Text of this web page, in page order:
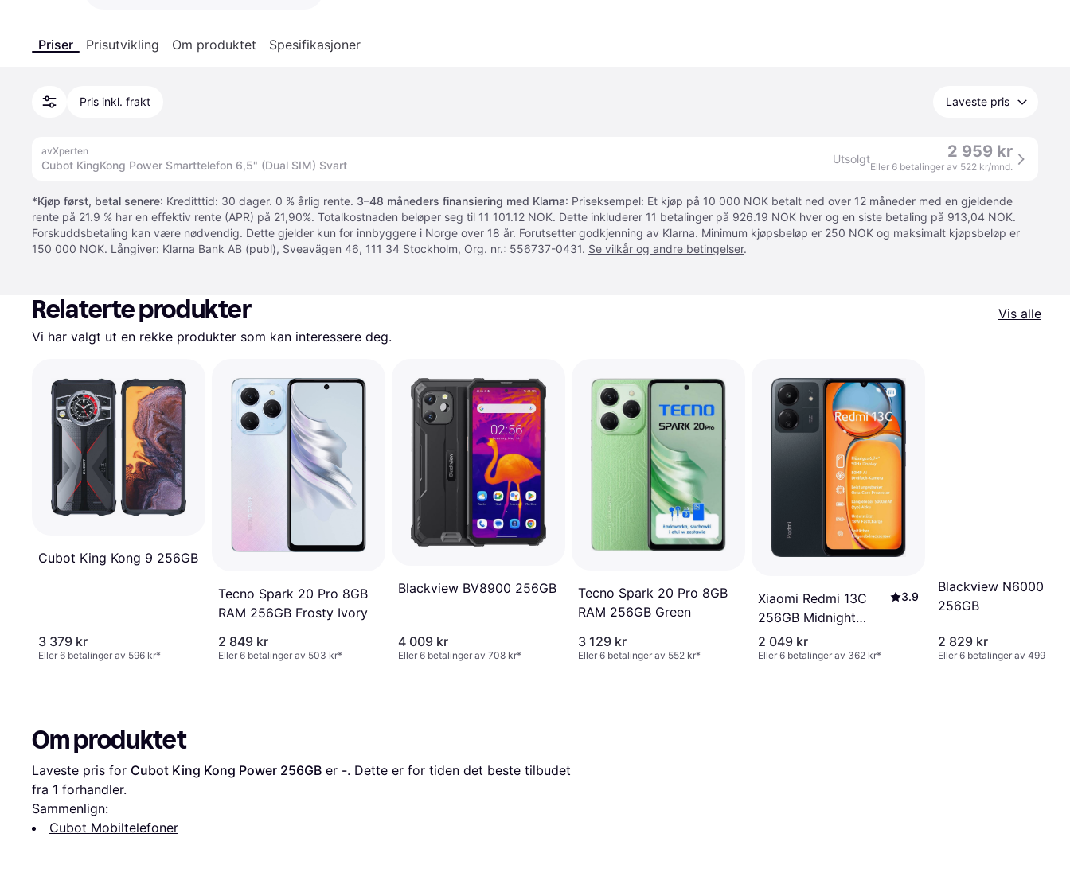
Priser Prisutvikling Om produktet Spesifikasjoner
Pris inkl. frakt Laveste pris
avXperten
Cubot KingKong Power Smarttelefon 6,5" (Dual SIM) Svart Utsolgt 2 959 kr
Eller 6 betalinger av 522 kr/mnd.
*Kjøp først, betal senere: Kreditttid: 30 dager. 0 % årlig rente. 3–48 måneders finansiering med Klarna: Priseksempel: Et kjøp på 10 000 NOK betalt ned over 12 måneder med en gjeldende
rente på 21.9 % har en effektiv rente (APR) på 21,90%. Totalkostnaden beløper seg til 11 101.12 NOK. Dette inkluderer 11 betalinger på 926.19 NOK hver og en siste betaling på 913,04 NOK.
Forskuddsbetaling kan være nødvendig. Dette gjelder kun for innbyggere i Norge over 18 år. Forutsetter godkjenning av Klarna. Minimum kjøpsbeløp er 250 NOK og maksimalt kjøpsbeløp er
150 000 NOK. Långiver: Klarna Bank AB (publ), Sveavägen 46, 111 34 Stockholm, Org. nr.: 556737-0431. Se vilkår og andre betingelser.
Relaterte produkter
Vis alle
Vi har valgt ut en rekke produkter som kan interessere deg.
Cubot King Kong 9 256GB
3 379 kr
Eller 6 betalinger av 596 kr*
Tecno Spark 20 Pro 8GB
RAM 256GB Frosty Ivory
2 849 kr
Eller 6 betalinger av 503 kr*
Blackview BV8900 256GB
4 009 kr
Eller 6 betalinger av 708 kr*
Tecno Spark 20 Pro 8GB
RAM 256GB Green
3 129 kr
Eller 6 betalinger av 552 kr*
Xiaomi Redmi 13C
256GB Midnight
Black
3.9
2 049 kr
Eller 6 betalinger av 362 kr*
Blackview N6000
256GB
2 829 kr
Eller 6 betalinger av 499 kr
Om produktet
Laveste pris for Cubot King Kong Power 256GB er -. Dette er for tiden det beste tilbudet
fra 1 forhandler.
Sammenlign:
Cubot Mobiltelefoner